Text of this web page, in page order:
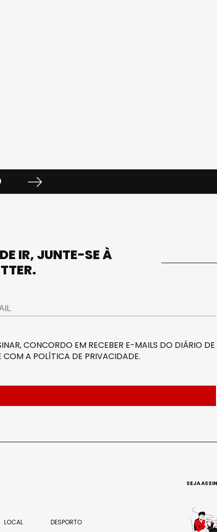
IR, JUNTE-SE À
CONCORDO EM RECEBER E-MAILS DO DIÁRIO DE
COM A POLÍTICA DE PRIVACIDADE.
LOCAL
DESPORTO
SEJA